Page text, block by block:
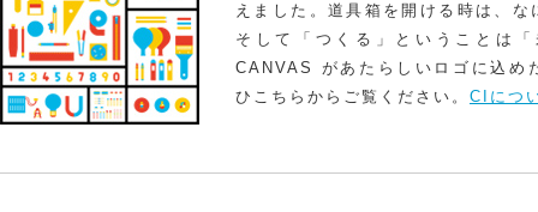
えました。道具箱を開ける時は、
そして「つくる」ということは
CANVAS があたらしいロゴに込め
ひこちらからご覧ください。 CIにつ